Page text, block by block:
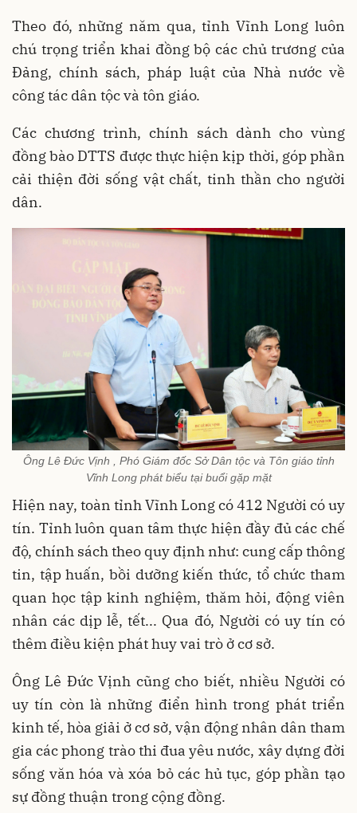
Theo đó, những năm qua, tỉnh Vĩnh Long luôn
chú trọng triển khai đồng bộ các chủ trương của
Đảng, chính sách, pháp luật của Nhà nước về
công tác dân tộc và tôn giáo.
Các chương trình, chính sách dành cho vùng
đồng bào DTTS được thực hiện kịp thời, góp phần
cải thiện đời sống vật chất, tinh thần cho người
dân.
Ông Lê Đức Vịnh , Phó Giám đốc Sở Dân tộc và Tôn giáo tỉnh
Vĩnh Long phát biểu tại buổi gặp mặt
Hiện nay, toàn tỉnh Vĩnh Long có 412 Người có uy
tín. Tỉnh luôn quan tâm thực hiện đầy đủ các chế
độ, chính sách theo quy định như: cung cấp thông
tin, tập huấn, bồi dưỡng kiến thức, tổ chức tham
quan học tập kinh nghiệm, thăm hỏi, động viên
nhân các dịp lễ, tết... Qua đó, Người có uy tín có
thêm điều kiện phát huy vai trò ở cơ sở.
Ông Lê Đức Vịnh cũng cho biết, nhiều Người có
uy tín còn là những điển hình trong phát triển
kinh tế, hòa giải ở cơ sở, vận động nhân dân tham
gia các phong trào thi đua yêu nước, xây dựng đời
sống văn hóa và xóa bỏ các hủ tục, góp phần tạo
sự đồng thuận trong cộng đồng.